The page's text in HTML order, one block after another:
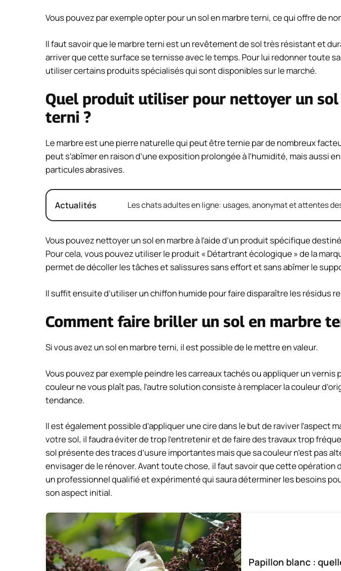
Vous pouvez par exemple opter pour un sol en marbre terni, ce qui offre de
Il faut savoir que le marbre terni est un revêtement de sol très résistant et
arriver que cette surface se ternisse avec le temps. Pour lui redonner toute
utiliser certains produits spécialisés qui sont disponibles sur le marché.
Quel produit utiliser pour nettoyer un
terni ?
Le marbre est une pierre naturelle qui peut être ternie par de nombreux
peut s’abîmer en raison d’une exposition prolongée à l’humidité, mais aussi
particules abrasives.
Actualités Les chats adultes en ligne: usages, anonymat et attentes
Vous pouvez nettoyer un sol en marbre à l’aide d’un produit spécifique
Pour cela, vous pouvez utiliser le produit « Détartrant écologique » de la
permet de décoller les tâches et salissures sans effort et sans abîmer le
Il suffit ensuite d’utiliser un chiffon humide pour faire disparaître les résidus
Comment faire briller un sol en marbre
Si vous avez un sol en marbre terni, il est possible de le mettre en valeur.
Vous pouvez par exemple peindre les carreaux tachés ou appliquer un vernis
couleur ne vous plaît pas, l’autre solution consiste à remplacer la couleur
tendance.
Il est également possible d’appliquer une cire dans le but de raviver l’aspect
votre sol, il faudra éviter de trop l’entretenir et de faire des travaux trop
sol présente des traces d’usure importantes mais que sa couleur n’est pas
envisager de le rénover. Avant toute chose, il faut savoir que cette opération
un professionnel qualifié et expérimenté qui saura déterminer les besoins
son aspect initial.
Papillon blanc :